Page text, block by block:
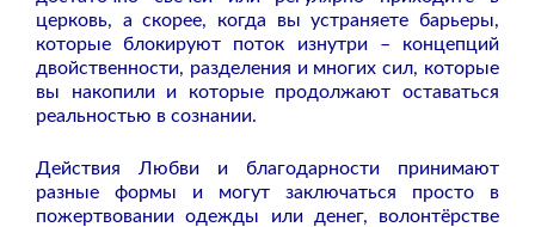
церковь, а скорее, когда вы устраняете барьеры,
которые блокируют поток изнутри – концепций
двойственности, разделения и многих сил, которые
вы накопили и которые продолжают оставаться
реальностью в сознании.
Действия Любви и благодарности принимают
разные формы и могут заключаться просто в
пожертвовании одежды или денег, волонтёрстве